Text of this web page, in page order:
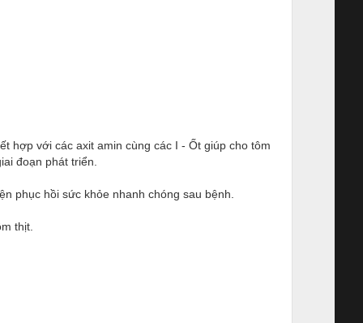
hợp với các axit amin cùng các I - Ốt giúp cho tôm
đoạn phát triển.
phục hồi sức khỏe nhanh chóng sau bệnh.
thịt.